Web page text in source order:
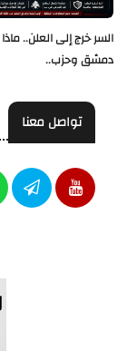
السر خرج إلى العلن..
دمشق وحزب..
تواصل معنا